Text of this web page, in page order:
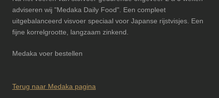
adviseren wij "Medaka Daily Food". Een compleet
uitgebalanceerd visvoer speciaal voor Japanse rijstvisjes. Een
fijne korrelgrootte, langzaam zinkend.
Medaka voer bestellen
Terug naar Medaka pagina